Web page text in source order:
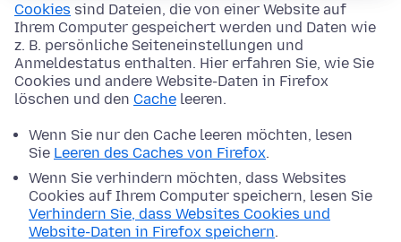
Cookies sind Dateien, die von einer Website auf
Ihrem Computer gespeichert werden und Daten wie
z. B. persönliche Seiteneinstellungen und
Anmeldestatus enthalten. Hier erfahren Sie, wie Sie
Cookies und andere Website-Daten in Firefox
löschen und den Cache leeren.
Wenn Sie nur den Cache leeren möchten, lesen
Sie Leeren des Caches von Firefox.
Wenn Sie verhindern möchten, dass Websites
Cookies auf Ihrem Computer speichern, lesen Sie
Verhindern Sie, dass Websites Cookies und
Website-Daten in Firefox speichern.